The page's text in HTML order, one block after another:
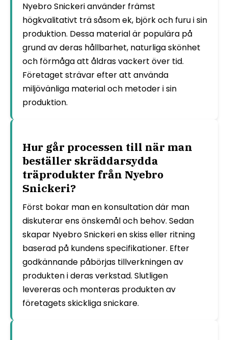
Nyebro Snickeri använder främst
högkvalitativt trä såsom ek, björk och furu i sin
produktion. Dessa material är populära på
grund av deras hållbarhet, naturliga skönhet
och förmåga att åldras vackert över tid.
Företaget strävar efter att använda
miljövänliga material och metoder i sin
produktion.
Hur går processen till när man
beställer skräddarsydda
träprodukter från Nyebro
Snickeri?
Först bokar man en konsultation där man
diskuterar ens önskemål och behov. Sedan
skapar Nyebro Snickeri en skiss eller ritning
baserad på kundens specifikationer. Efter
godkännande påbörjas tillverkningen av
produkten i deras verkstad. Slutligen
levereras och monteras produkten av
företagets skickliga snickare.